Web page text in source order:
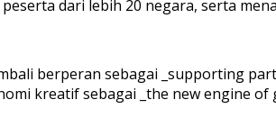
dari lebih 20 negara, serta
berperan sebagai _supporting
kreatif sebagai _the new engine of